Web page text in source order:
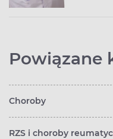
Powiązane
Choroby
RZS i choroby